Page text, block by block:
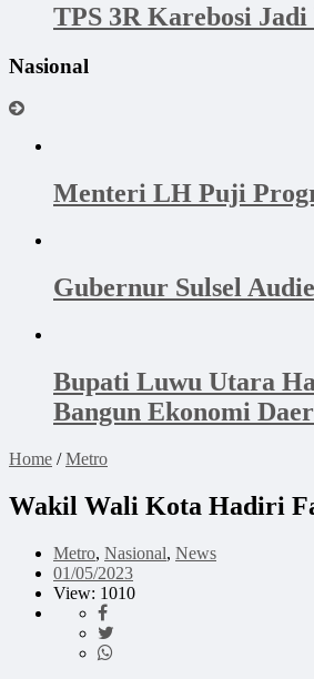
TPS 3R Karebosi
Nasional
Menteri LH Puji
Gubernur Sulsel
Bupati Luwu Utara
Bangun Ekonomi
Home /Metro
Wakil Wali Kota Hadiri
Metro, Nasional, News
01/05/2023
View: 1010